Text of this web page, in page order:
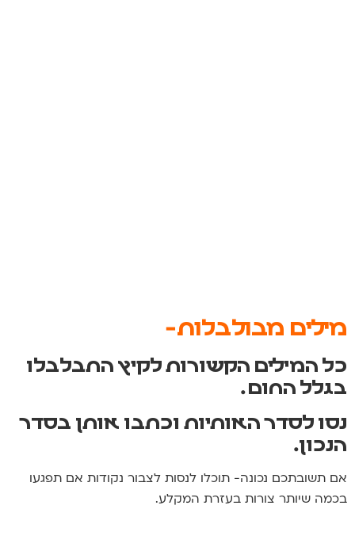
מילים מבולבלות-
כל המילים הקשורות לקיץ התבלבלו
בגלל החום.
נסו לסדר האותיות וכתבו אותן בסדר
הנכון.
אם תשובתכם נכונה- תוכלו לנסות לצבור נקודות אם תפגעו
בכמה שיותר צורות בעזרת המקלע.